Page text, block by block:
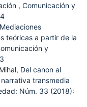
, Comunicación y
Mediaciones
teóricas a partir de la
y
Del canon al
transmedia
Núm. 33 (2018):